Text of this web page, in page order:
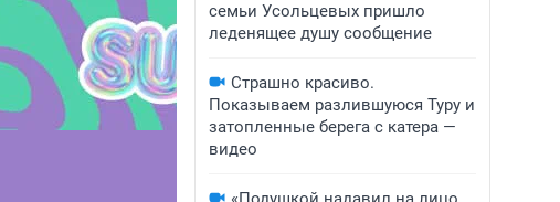
семьи Усольцевых пришло
леденящее душу сообщение
Страшно красиво.
Показываем разлившуюся Туру и
затопленные берега с катера —
видео